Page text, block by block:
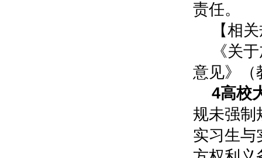
责任。
【相
《关
意见》（
4高校
规未强制
实习生与